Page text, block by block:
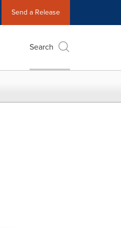
Send a Release
Search